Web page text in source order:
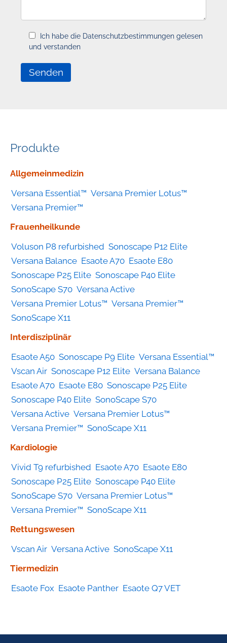
Ich habe die Datenschutzbestimmungen gelesen
und verstanden
Produkte
Geräte
Kategorie
Allgemeinmedizin
Versana Essential™ Versana Premier Lotus™
Versana Premier™
Frauenheilkunde
Voluson P8 refurbished Sonoscape P12 Elite
Versana Balance Esaote A70 Esaote E80
Sonoscape P25 Elite Sonoscape P40 Elite
SonoScape S70 Versana Active
Versana Premier Lotus™ Versana Premier™
SonoScape X11
Interdisziplinär
Esaote A50 Sonoscape P9 Elite Versana Essential™
Vscan Air Sonoscape P12 Elite Versana Balance
Esaote A70 Esaote E80 Sonoscape P25 Elite
Sonoscape P40 Elite SonoScape S70
Versana Active Versana Premier Lotus™
Versana Premier™ SonoScape X11
Kardiologie
Vivid T9 refurbished Esaote A70 Esaote E80
Sonoscape P25 Elite Sonoscape P40 Elite
SonoScape S70 Versana Premier Lotus™
Versana Premier™ SonoScape X11
Rettungswesen
Vscan Air Versana Active SonoScape X11
Tiermedizin
Esaote Fox Esaote Panther Esaote Q7 VET